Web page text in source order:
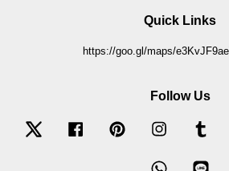
Quick Links
https://goo.gl/maps/
Follow Us
Twitter Facebook Pinterest Instagram
Whatsapp